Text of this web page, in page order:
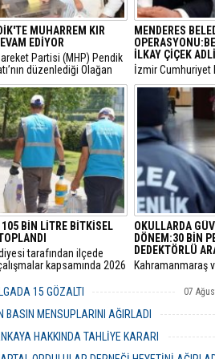
MUHARREM KIR
EDİYOR
Partisi (MHP) Pendik
düzenlediği Olağan
mevcut başkan Muharrem
desteğini alarak
getirildi.
MENDERES
İLKAY ÇİÇEK
​İzmir Cumhuriyet
tarafından
soruşturması
alınan Menderes
Çiçek’in de
şüpheli adliyeye
BİN LİTRE BİTKİSEL
tarafından ilçede
kapsamında 2026
OKULLARDA
DÖNEM:30 BİN
DEDEKTÖRLÜ
​Kahramanmaraş
ardından eğitim
güvenlik
yenileniyor.
15 GÖZALTI 07
BASIN MENSUPLARINI AĞIRLADI
HAKKINDA TAHLİYE KARARI
06 Ağustos